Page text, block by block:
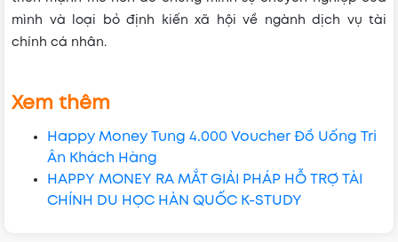
mình và loại bỏ định kiến xã hội về ngành dịch vụ tài
chính cá nhân.
Xem thêm
Happy Money Tung 4.000 Voucher Đồ Uống Tri
Ân Khách Hàng
HAPPY MONEY RA MẮT GIẢI PHÁP HỖ TRỢ TÀI
CHÍNH DU HỌC HÀN QUỐC K-STUDY